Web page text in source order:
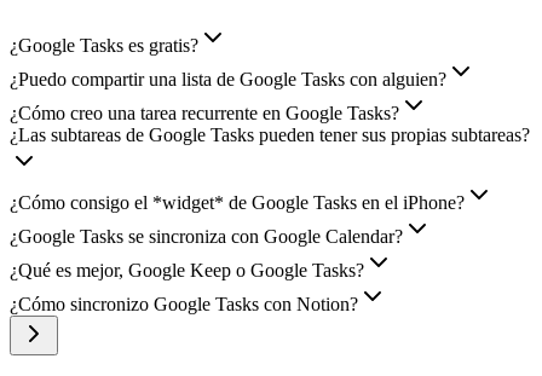
¿Google Tasks es gratis?
¿Puedo compartir una lista de Google Tasks con alguien?
¿Cómo creo una tarea recurrente en Google Tasks?
¿Las subtareas de Google Tasks pueden tener sus propias subtareas?
¿Cómo consigo el *widget* de Google Tasks en el iPhone?
¿Google Tasks se sincroniza con Google Calendar?
¿Qué es mejor, Google Keep o Google Tasks?
¿Cómo sincronizo Google Tasks con Notion?